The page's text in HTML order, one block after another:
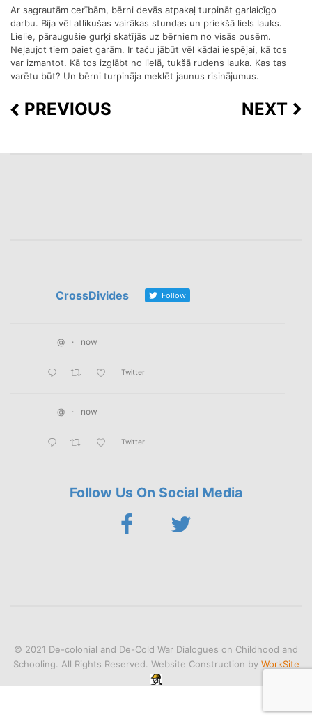
Ar sagrautām cerībām, bērni devās atpakaļ turpināt garlaicīgo
darbu. Bija vēl atlikušas vairākas stundas un priekšā liels lauks.
Lielie, pāraugušie gurķi skatījās uz bērniem no visās pusēm.
Neļaujot tiem paiet garām. Ir taču jābūt vēl kādai iespējai, kā tos
var izmantot. Kā tos izglābt no lielā, tukšā rudens lauka. Kas tas
varētu būt? Un bērni turpināja meklēt jaunus risinājumus.
PREVIOUS NEXT
CrossDivides Follow
@ · now
Twitter
@ · now
Twitter
Follow Us On Social Media
© 2021 De-colonial and De-Cold War Dialogues on Childhood and
Schooling. All Rights Reserved. Website Construction by WorkSite